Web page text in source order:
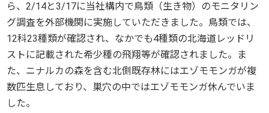
ら、2/14と3/17に当社構内で鳥類（生き物）のモニタリン
グ調査を外部機関に実施していただきました。鳥類では、
12科23種類が確認され、なかでも4種類の北海道レッドリ
ストに記載された希少種の飛翔等が確認されました。ま
た、ニナルカの森を含む北側既存林にはエゾモモンガが複
数匹生息しており、巣穴の中ではエゾモモンガ休んでいま
した。